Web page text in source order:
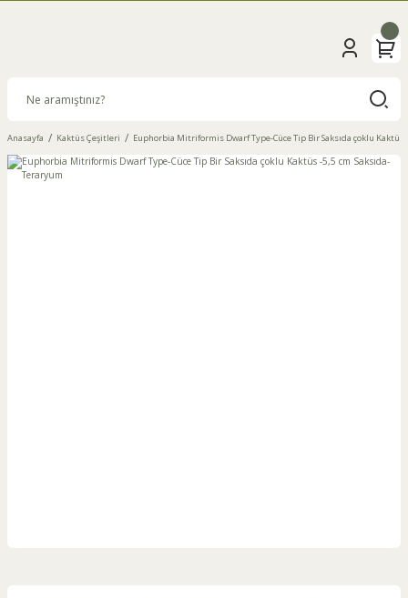
Anasayfa Kaktüs Çeşitleri Euphorbia Mitriformis Dwarf Type-Cüce Tip Bir Saksıda çoklu Kaktüs